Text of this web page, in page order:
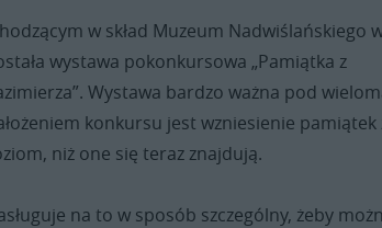
w skład Muzeum Nadwiślańskiego
wystawa pokonkursowa „Pamiątka z
Wystawa bardzo ważna pod
konkursu jest wzniesienie pamiątek
niż one się teraz znajdują.
na to w sposób szczególny, żeby